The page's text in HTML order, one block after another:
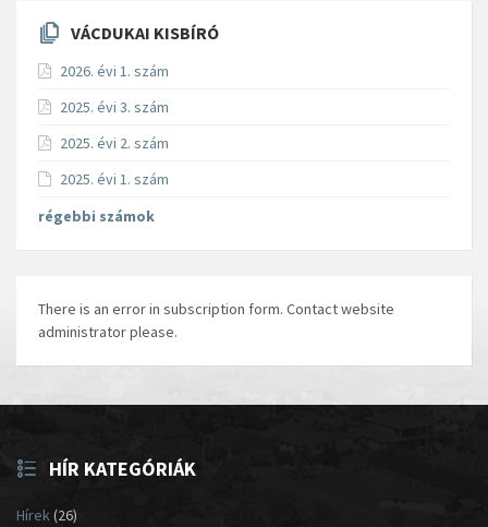
VÁCDUKAI KISBÍRÓ
2026. évi 1. szám
2025. évi 3. szám
2025. évi 2. szám
2025. évi 1. szám
régebbi számok
There is an error in subscription form. Contact website
administrator please.
HÍR KATEGÓRIÁK
Hírek(26)